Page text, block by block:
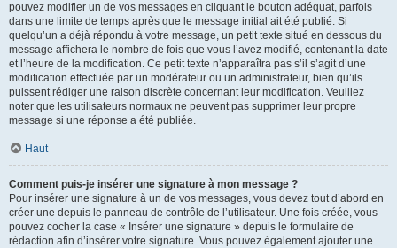
pouvez modifier un de vos messages en cliquant le bouton adéquat, parfois
dans une limite de temps après que le message initial ait été publié. Si
quelqu’un a déjà répondu à votre message, un petit texte situé en dessous du
message affichera le nombre de fois que vous l’avez modifié, contenant la date
et l’heure de la modification. Ce petit texte n’apparaîtra pas s’il s’agit d’une
modification effectuée par un modérateur ou un administrateur, bien qu’ils
puissent rédiger une raison discrète concernant leur modification. Veuillez
noter que les utilisateurs normaux ne peuvent pas supprimer leur propre
message si une réponse a été publiée.
Haut
Comment puis-je insérer une signature à mon message ?
Pour insérer une signature à un de vos messages, vous devez tout d’abord en
créer une depuis le panneau de contrôle de l’utilisateur. Une fois créée, vous
pouvez cocher la case « Insérer une signature » depuis le formulaire de
rédaction afin d’insérer votre signature. Vous pouvez également ajouter une